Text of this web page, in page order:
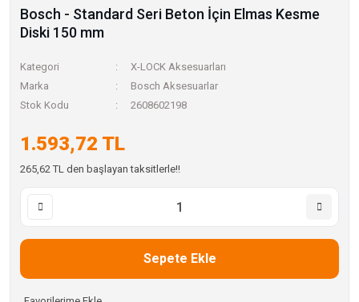
Bosch - Standard Seri Beton İçin Elmas Kesme
Diski 150 mm
Kategori
X-LOCK Aksesuarları
Marka
Bosch Aksesuarlar
Stok Kodu
2608602198
1.593,72 TL
265,62 TL den başlayan taksitlerle!!
Sepete Ekle